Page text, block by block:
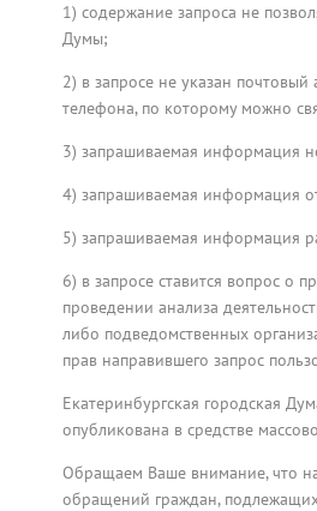
1) содержание запроса не
Думы;
2) в запросе не указан
телефона, по которому можно
3) запрашиваемая информация
4) запрашиваемая информация
5) запрашиваемая информация
6) в запросе ставится вопрос о
проведении анализа
либо подведомственных
прав направившего запрос
Екатеринбургская городская
опубликована в средстве
Обращаем Ваше внимание, что
обращений граждан,